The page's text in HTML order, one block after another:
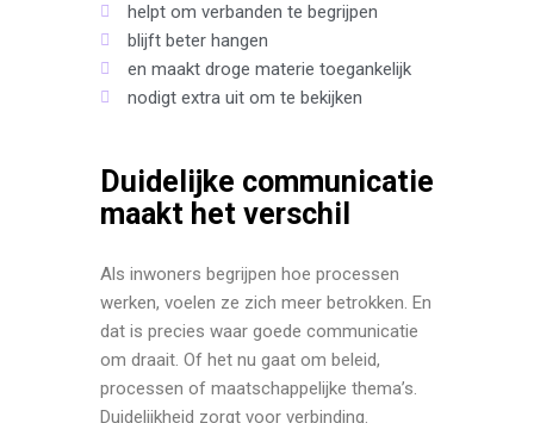
helpt om verbanden te begrijpen
blijft beter hangen
en maakt droge materie toegankelijk
nodigt extra uit om te bekijken
Duidelijke communicatie
maakt het verschil
Als inwoners begrijpen hoe processen
werken, voelen ze zich meer betrokken. En
dat is precies waar goede communicatie
om draait. Of het nu gaat om beleid,
processen of maatschappelijke thema’s.
Duidelijkheid zorgt voor verbinding.